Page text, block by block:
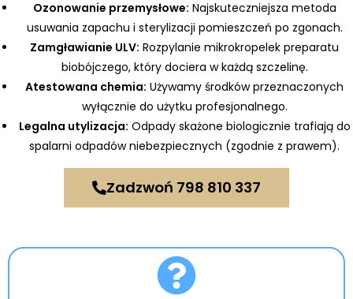
Ozonowanie przemysłowe: Najskuteczniejsza metoda
usuwania zapachu i sterylizacji pomieszczeń po zgonach.
Zamgławianie ULV: Rozpylanie mikrokropelek preparatu
biobójczego, który dociera w każdą szczelinę.
Atestowana chemia: Używamy środków przeznaczonych
wyłącznie do użytku profesjonalnego.
Legalna utylizacja: Odpady skażone biologicznie trafiają do
spalarni odpadów niebezpiecznych (zgodnie z prawem).
Zadzwoń 798 810 337